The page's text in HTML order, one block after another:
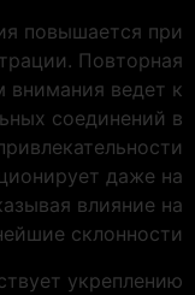
повышается при
Повторная
внимания ведет к
соединений в
даже на
влияние на
склонности.
укреплению